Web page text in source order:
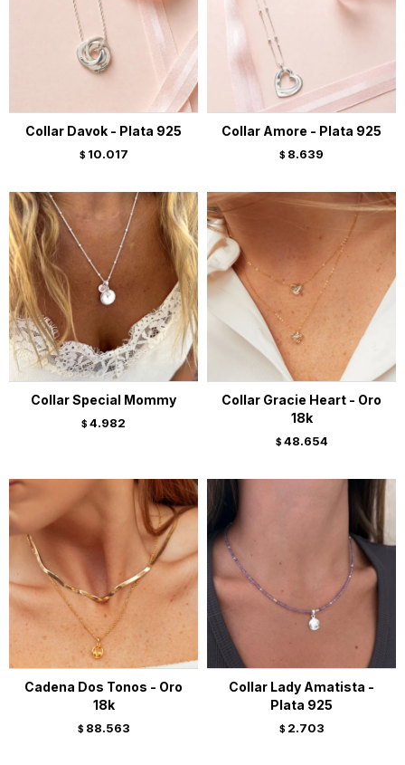
Collar Davok - Plata 925
$ 10.017
Collar Amore - Plata 925
$ 8.639
Collar Special Mommy
$ 4.982
Collar Gracie Heart - Oro
18k
$ 48.654
Cadena Dos Tonos - Oro
18k
$ 88.563
Collar Lady Amatista -
Plata 925
$ 2.703